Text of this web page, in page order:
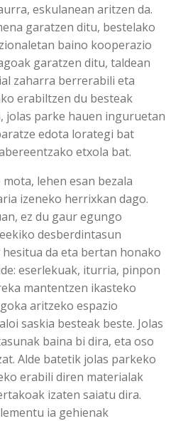
eskulanean aritzen da.
garatzen ditu, bestelako
baino kooperazio
garatzen ditu, taldean
zaharra berrerabili eta
erabiltzen du besteak
jolas parke hauen inguruetan
edota lorategi bat
etxola bat.
lehen esan bezala
izeneko herrixkan dago.
ez du gaur egungo
desberdintasun
da eta bertan honako
eserlekuak, iturria, pinpon
mantentzen ikasteko
aritzeko espazio
saskia besteak beste. Jolas
baina bi dira, eta oso
Alde batetik jolas parkeko
erabili diren materialak
izaten saiatu dira.
ia gehienak